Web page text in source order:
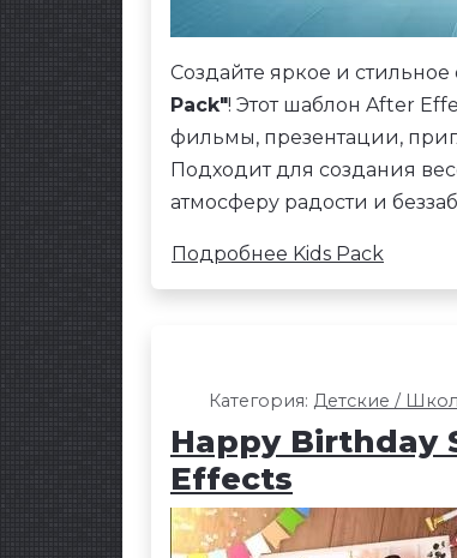
Создайте яркое и
Pack"! Этот шаблон After
фильмы, презентации,
Подходит для создания
атмосферу радости и
Подробнее Kids Pack
Категория: Детские /
Happy Birthday
Effects